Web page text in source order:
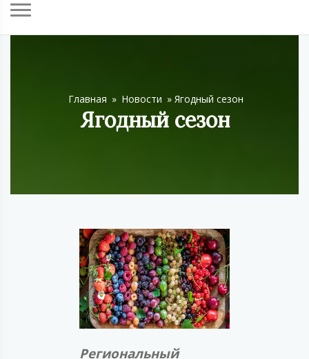
Главная » Новости » Ягодный сезон
Ягодный сезон
Региональный